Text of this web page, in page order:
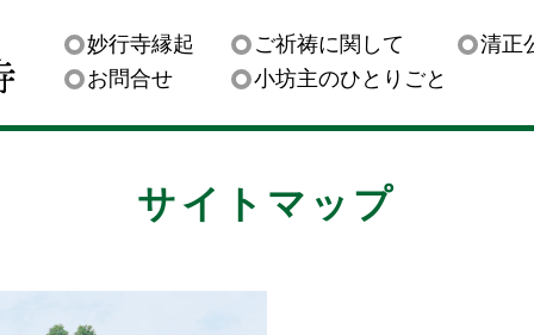
妙行寺縁起 ご祈祷に関して
清正
お問合せ
小坊主のひとりごと
サイトマップ